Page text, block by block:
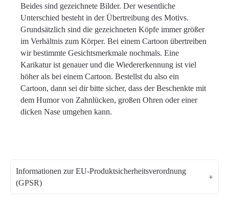
Beides sind gezeichnete Bilder. Der wesentliche
Unterschied besteht in der Übertreibung des Motivs.
Grundsätzlich sind die gezeichneten Köpfe immer größer
im Verhältnis zum Körper. Bei einem Cartoon übertreiben
wir bestimmte Gesichtsmerkmale nochmals. Eine
Karikatur ist genauer und die Wiedererkennung ist viel
höher als bei einem Cartoon. Bestellst du also ein
Cartoon, dann sei dir bitte sicher, dass der Beschenkte mit
dem Humor von Zahnlücken, großen Ohren oder einer
dicken Nase umgehen kann.
Informationen zur EU-Produktsicherheitsverordnung
(GPSR)